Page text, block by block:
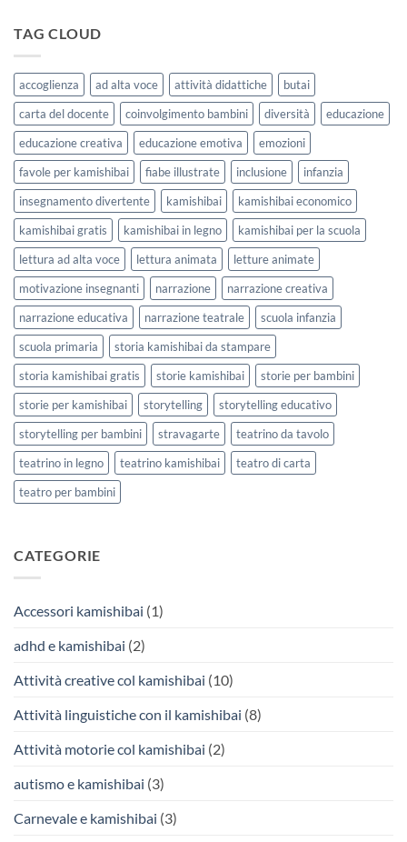
Settembre
2026
lavorare
sull’accoglienza
a
scuola
TAG CLOUD
accoglienza ad alta voce attività didattiche
butai
carta del docente
coinvolgimento bambini diversità
educazione
educazione creativa
educazione emotiva
emozioni
favole per kamishibai
fiabe illustrate inclusione
infanzia
insegnamento divertente
kamishibai
kamishibai economico
kamishibai gratis
kamishibai in legno
kamishibai per la scuola
lettura ad alta voce
lettura animata
letture animate
motivazione insegnanti
narrazione
narrazione creativa
narrazione educativa
narrazione teatrale
scuola infanzia
scuola primaria
storia kamishibai da stampare
storia kamishibai gratis
storie kamishibai
storie per bambini
storie per kamishibai
storytelling
storytelling educativo
storytelling per bambini
stravagarte
teatrino da tavolo
teatrino in legno
teatrino kamishibai
teatro di carta
teatro per bambini
CATEGORIE
Accessori kamishibai (1)
adhd e kamishibai (2)
Attività creative col kamishibai (10)
Attività linguistiche con il kamishibai (8)
Attività motorie col kamishibai (2)
autismo e kamishibai (3)
Carnevale e kamishibai (3)